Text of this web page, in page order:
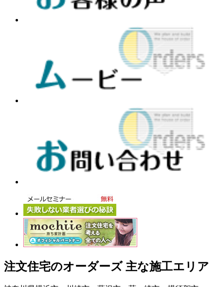
注文住宅のオーダーズ 主な施工エリア